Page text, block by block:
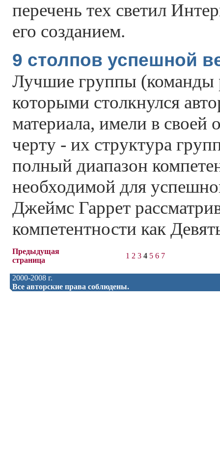
перечень тех светил
его созданием.
9 столпов успешной
Лучшие группы (команды
которыми столкнулся
материала, имели в
черту - их структура
полный диапазон
необходимой для
Джеймс Гаррет
компетентности как
Предыдущая
страница
1 2 3 4 5 6 7
2000-2008 г.
Все авторские права соблюдены.